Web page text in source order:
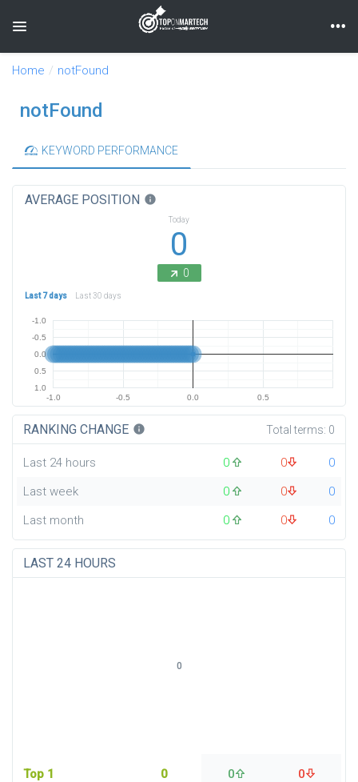
Toggle navigation
Home notFound
notFound
KEYWORD PERFORMANCE
AVERAGE POSITION info
Today
0
0
Last 7 days Last 30 days
-1.0 -0.5 0.0 0.5
-1.0
-0.5
0.0
0.5
1.0
RANKING CHANGE info Total terms: 0
Last 24 hours 0 0
0
Last week
0 0
0
Last month
0 0 0
LAST 24 HOURS
Top 1 0 0 0
0